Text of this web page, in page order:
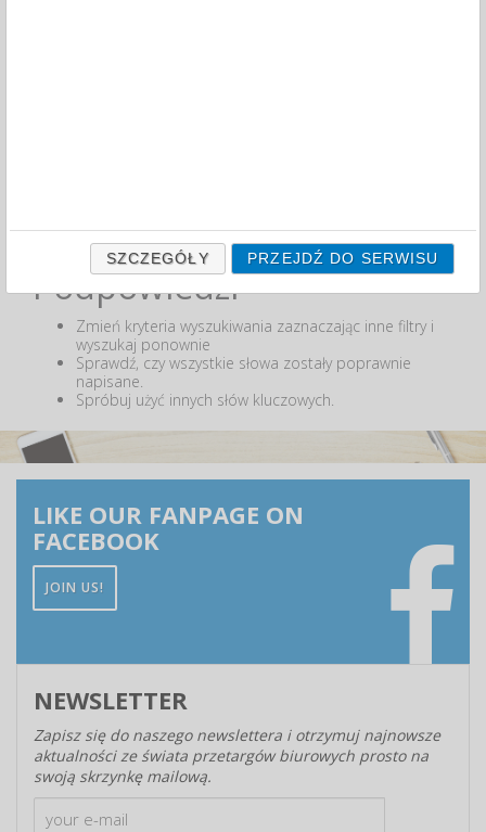
lub podana fraza "" nie została odnaleziona.
Podpowiedzi
Zmień kryteria wyszukiwania zaznaczając inne filtry i
wyszukaj ponownie
Sprawdź, czy wszystkie słowa zostały poprawnie
napisane.
Spróbuj użyć innych słów kluczowych.
LIKE OUR FANPAGE ON
FACEBOOK
JOIN US!
NEWSLETTER
Zapisz się do naszego newslettera i otrzymuj najnowsze
aktualności ze świata przetargów biurowych prosto na
swoją skrzynkę mailową.
SZCZEGÓŁY PRZEJDŹ DO SERWISU